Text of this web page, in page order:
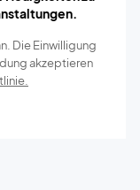
Die Einwilligung
akzeptieren